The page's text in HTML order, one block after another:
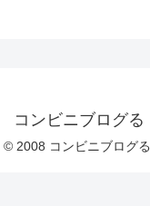
コンビニブログる
© 2008 コンビニブログる.